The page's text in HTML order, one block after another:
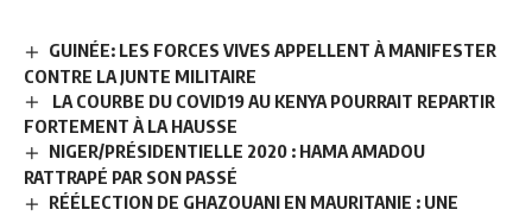
GUINÉE: LES FORCES VIVES APPELLENT À MANIFESTER
CONTRE LA JUNTE MILITAIRE
LA COURBE DU COVID19 AU KENYA POURRAIT REPARTIR
FORTEMENT À LA HAUSSE
NIGER/PRÉSIDENTIELLE 2020 : HAMA AMADOU
RATTRAPÉ PAR SON PASSÉ
RÉÉLECTION DE GHAZOUANI EN MAURITANIE : UNE